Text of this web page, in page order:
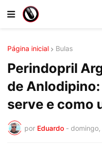
Página inicial Bulas
Perindopril
de
serve e como
por Eduardo -